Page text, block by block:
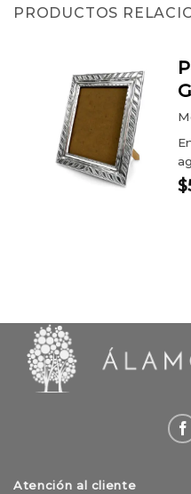
PRODUCTOS
$
Atención al cliente